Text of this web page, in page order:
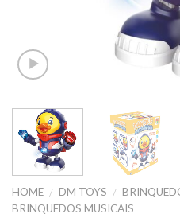
HOME / DM TOYS /
BRINQUEDOS MUSICAIS